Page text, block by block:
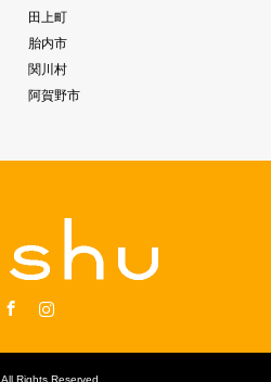
田上町
胎内市
関川村
阿賀野市
. All Rights Reserved.